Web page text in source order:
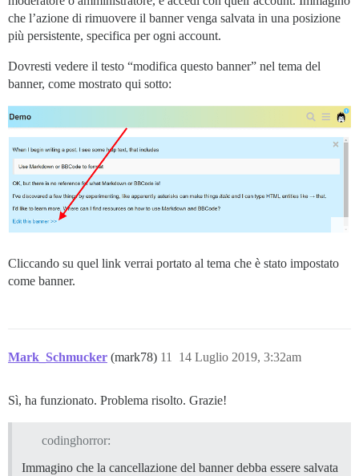
che l’azione di rimuovere il banner venga salvata in una posizione
più persistente, specifica per ogni account.
Dovresti vedere il testo “modifica questo banner” nel tema del
banner, come mostrato qui sotto:
Cliccando su quel link verrai portato al tema che è stato impostato
come banner.
Mark_Schmucker (mark78) 14 Luglio 2019, 3:32am
11
Sì, ha funzionato. Problema risolto. Grazie!
codinghorror:
Immagino che la cancellazione del banner debba essere salvata